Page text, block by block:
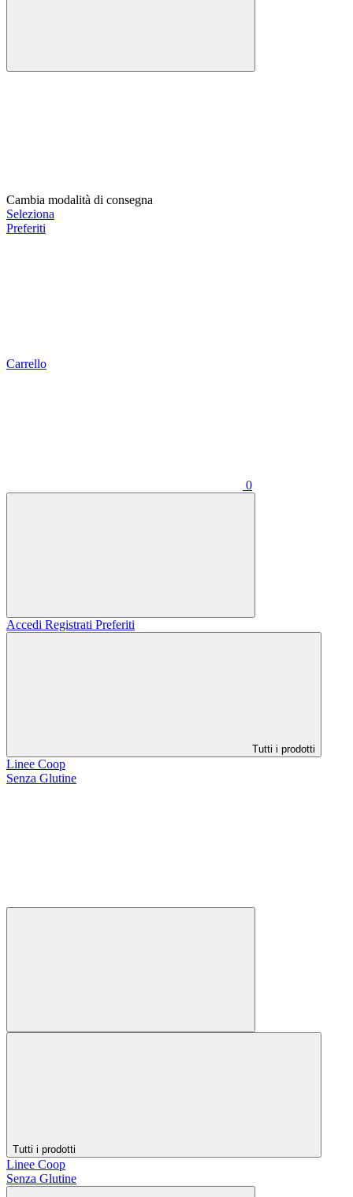
Cambia modalità di consegna
Seleziona
Preferiti
Carrello
0
Accedi Registrati Preferiti
Tutti i prodotti
Linee Coop
Senza Glutine
Tutti i prodotti
Linee Coop
Senza Glutine